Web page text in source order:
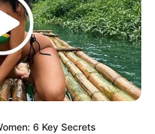
6 Key Secrets